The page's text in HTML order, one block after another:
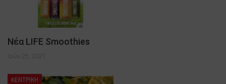
Νέα LIFE Smoothies
Ιούν 25, 2021
ΚΕΝΤΡΙΚΗ